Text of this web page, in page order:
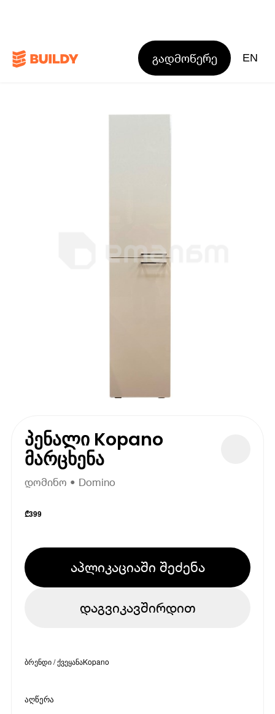
გადმოწერე EN
პენალი Kopano
მარცხენა
დომინო • Domino
₾399
აპლიკაციაში შეძენა
დაგვიკავშირდით
ბრენდი / ქვეყანაKopano
აღწერა